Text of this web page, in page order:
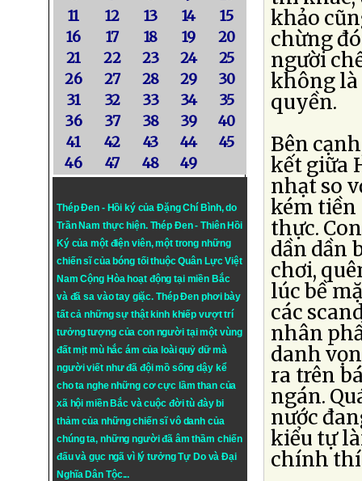
11
12 13 14
15
16
17 18 19
20
21
22 23 24
25
26
27 28 29
30
31
32 33 34
35
36
37 38 39
40
41
42 43 44
45
46
47 48 49
Thép Đen - Hồi ký của Đặng Chí Bình, do
Trần Nam thực hiện. Thép Đen- Thiên Hồi
Ký của một điện viên, một trong những
chiến sĩ của bóng tối thuộc Quân Lực Việt
Nam Cộng Hòa hoạt động tại miền Bắc
và đã sa vào tay giặc. Thép Đen phơi bày
tất cả những sự thật kinh khiếp vượt trí
tưởng tượng của con người tại một vùng
đất mịt mù hắc ám của loài quỷ dữ mà
người viết như đã đội mồ sống dậy kể
cho ta nghe những cơ cực lầm than của
xã hội miền Bắc và cuộc đời tù đày bi
thảm của những chiến sĩ vô danh của
chúng ta, những người đã âm thầm chiến
đấu và gục ngã vì lý tưởngTự DovàĐại
Nghĩa Dân Tộc...
khảo
chừng
người
không là
quyền.
Bên
kết giữa
nhạt so
kém tiền
thực.
dần dần
chơi,
lúc bề
các
nhân
danh
ra trên
ngán.
nước
kiểu tự
chính